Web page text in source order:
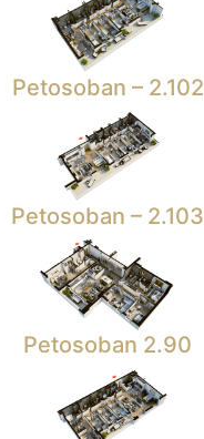
Petosoban – 2.102
Petosoban – 2.103
Petosoban 2.90